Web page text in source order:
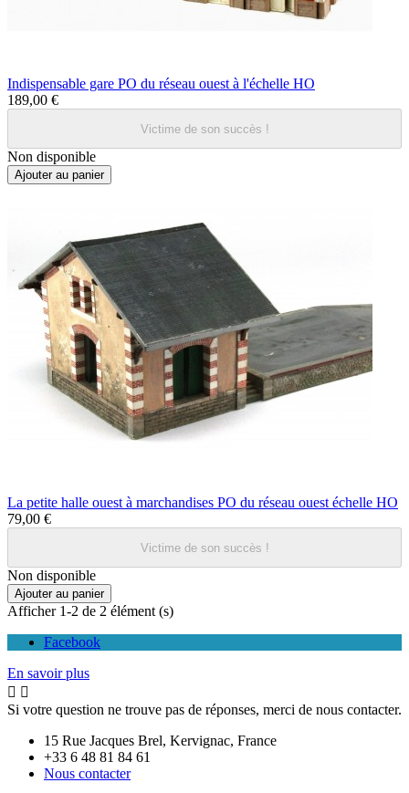
Indispensable gare PO du réseau ouest à l'échelle HO
189,00 €
Victime de son succès !
Non disponible
Ajouter au panier
La petite halle ouest à marchandises PO du réseau ouest échelle HO
79,00 €
Victime de son succès !
Non disponible
Ajouter au panier
Afficher 1-2 de 2 élément (s)
Facebook
En savoir plus
 
Si votre question ne trouve pas de réponses, merci de nous contacter.
15 Rue Jacques Brel, Kervignac, France
+33 6 48 81 84 61
Nous contacter